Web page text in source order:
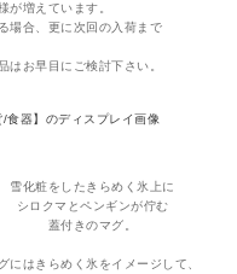
が増えています。
場合、更に次回の入荷まで
はお早目にご検討下さい。
雪化粧をしたきらめく氷上に
シロクマとペンギンが佇む
蓋付きのマグ。
にはきらめく氷をイメージして、